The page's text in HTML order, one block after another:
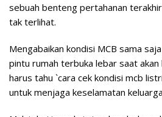
sebuah benteng pertahanan
tak terlihat.
Mengabaikan kondisi MCB sama
pintu rumah terbuka lebar saat
harus tahu `cara cek kondisi mcb
untuk menjaga keselamatan